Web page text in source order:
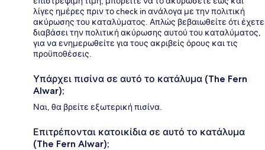
λίγες ημέρες πριν το check in ανάλογα με την πολιτική
ακύρωσης του καταλύματος. Απλώς βεβαιωθείτε ότι έχετε
διαβάσει την πολιτική ακύρωσης αυτού του καταλύματος,
για να ενημερωθείτε για τους ακριβείς όρους και τις
προϋποθέσεις.
Υπάρχει πισίνα σε αυτό το κατάλυμα (The Fern
Alwar);
Ναι, θα βρείτε εξωτερική πισίνα.
Επιτρέπονται κατοικίδια σε αυτό το κατάλυμα
(The Fern Alwar);